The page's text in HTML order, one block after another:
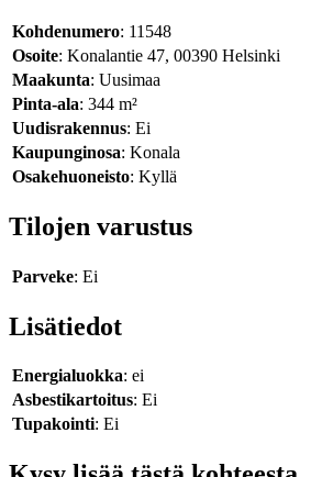
Kohdenumero: 11548
Osoite: Konalantie 47, 00390 Helsinki
Maakunta: Uusimaa
Pinta-ala: 344 m²
Uudisrakennus: Ei
Kaupunginosa: Konala
Osakehuoneisto: Kyllä
Tilojen varustus
Parveke: Ei
Lisätiedot
Energialuokka: ei
Asbestikartoitus: Ei
Tupakointi: Ei